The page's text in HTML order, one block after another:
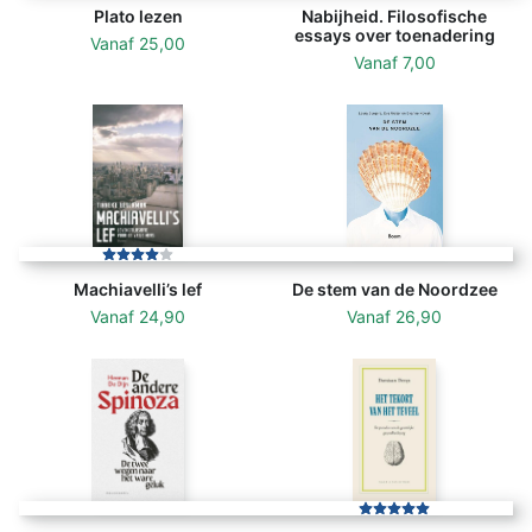
Plato lezen
Vanaf 25,00
Nabijheid. Filosofische
essays over toenadering
Vanaf 7,00
Machiavelli’s lef
Vanaf 24,90
De stem van de Noordzee
Vanaf 26,90